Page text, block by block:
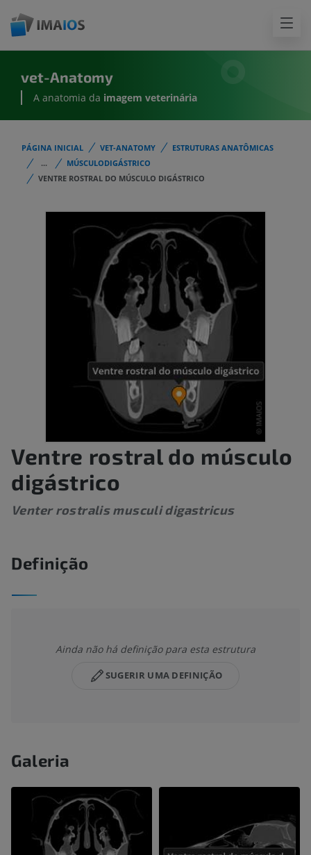
vet-Anatomy
A anatomia da imagem veterinária
PÁGINA INICIAL VET-ANATOMY
ESTRUTURAS ANATÔMICAS
...
MÚSCULODIGÁSTRICO
VENTRE ROSTRAL DO MÚSCULO DIGÁSTRICO
Ventre rostral do músculo
digástrico
Venter rostralis musculi digastricus
Definição
Ainda não há definição para esta estrutura
SUGERIR UMA DEFINIÇÃO
Galeria